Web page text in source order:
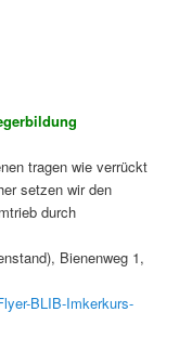
tragen wie verrückt
setzen wir den
durch
Bienenweg 1,
BLIB-Imkerkurs-